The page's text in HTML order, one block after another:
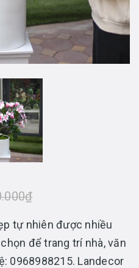
tự nhiên được nhiều
để trang trí nhà, văn
0968988215. Landecor